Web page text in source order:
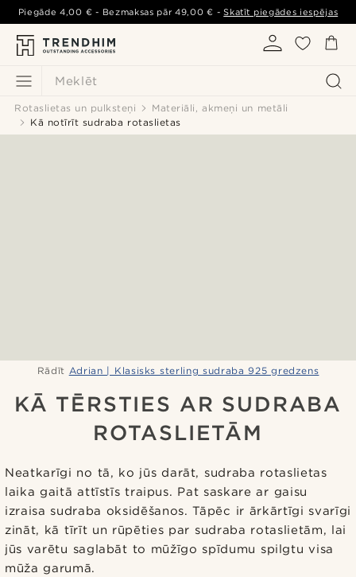
Meklēt
Piegāde4,00 € - Bezmaksas pār49,00 € -Skatīt piegādes iespējas
Rotaslietas un pulksteņi
Materiāli, akmeņi un metāli
Kā notīrīt sudraba rotaslietas
Rādīt Adrian | Klasisks sterling sudraba 925 gredzens
KĀ TĒRSTIES AR SUDRABA
ROTASLIETĀM
Neatkarīgi no tā, ko jūs darāt, sudraba rotaslietas
laika gaitā attīstīs traipus. Pat saskare ar gaisu
izraisa sudraba oksidēšanos. Tāpēc ir ārkārtīgi svarīgi
zināt, kā tīrīt un rūpēties par sudraba rotaslietām, lai
jūs varētu saglabāt to mūžīgo spīdumu spilgtu visa
mūža garumā.